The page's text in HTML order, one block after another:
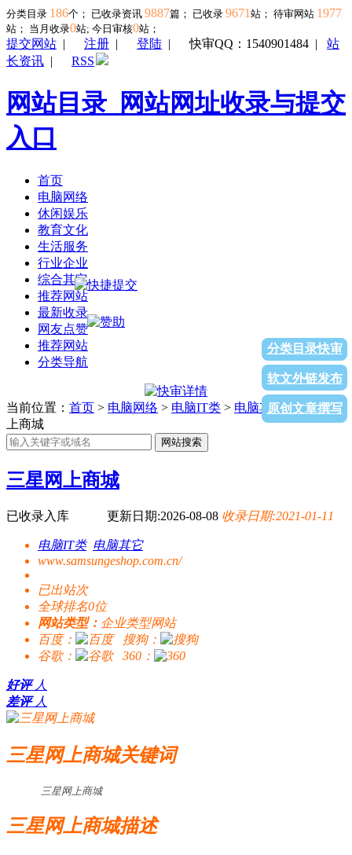
分类目录 186个； 已收录资讯 9887篇； 已收录 9671 站； 待审网站 1977
站； 当月收录0站; 今日审核0站；
提交网站 | 注册 | 登陆 |快审QQ：1540901484 | 站
长资讯 | RSS
网站目录_网站网址收录与提交
入口
首页
电脑网络
休闲娱乐
教育文化
生活服务
行业企业
综合其它
推荐网站
最新收录
网友点赞
推荐网站
分类导航
分类目录快审
软文外链发布
原创文章撰写
当前位置： 首页 > 电脑网络 > 电脑IT类 > 电脑其它> 三星网
上商城
网站搜索
三星网上商城
已收录入库 更新日期:2026-08-08 收录日期:2021-01-11
电脑IT类 电脑其它
www.samsungeshop.com.cn/
已出站次
全球排名0位
网站类型： 企业类型网站
百度：
搜狗：
谷歌：
360：
好评 人
差评 人
三星网上商城关键词
三星网上商城
三星网上商城描述